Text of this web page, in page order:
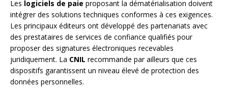
Les logiciels de paie proposant la dématérialisation doivent
intégrer des solutions techniques conformes à ces exigences.
Les principaux éditeurs ont développé des partenariats avec
des prestataires de services de confiance qualifiés pour
proposer des signatures électroniques recevables
juridiquement. La CNIL recommande par ailleurs que ces
dispositifs garantissent un niveau élevé de protection des
données personnelles.